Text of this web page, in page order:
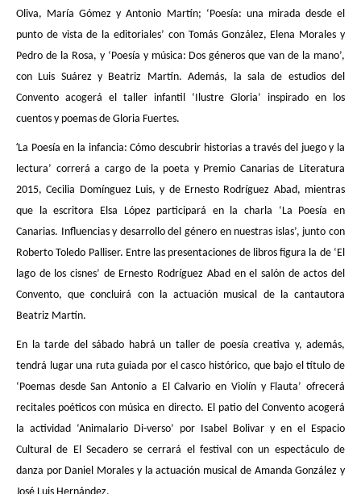
Oliva, María Gómez y Antonio Martín; ‘Poesía: una mirada desde el
punto de vista de la editoriales’ con Tomás González, Elena Morales y
Pedro de la Rosa, y ‘Poesía y música: Dos géneros que van de la mano’,
con Luis Suárez y Beatriz Martín. Además, la sala de estudios del
Convento acogerá el taller infantil ‘Ilustre Gloria’ inspirado en los
cuentos y poemas de Gloria Fuertes.
‘La Poesía en la infancia: Cómo descubrir historias a través del juego y la
lectura’ correrá a cargo de la poeta y Premio Canarias de Literatura
2015, Cecilia Domínguez Luis, y de Ernesto Rodríguez Abad, mientras
que la escritora Elsa López participará en la charla ‘La Poesía en
Canarias. Influencias y desarrollo del género en nuestras islas’, junto con
Roberto Toledo Palliser. Entre las presentaciones de libros figura la de ‘El
lago de los cisnes’ de Ernesto Rodríguez Abad en el salón de actos del
Convento, que concluirá con la actuación musical de la cantautora
Beatriz Martín.
En la tarde del sábado habrá un taller de poesía creativa y, además,
tendrá lugar una ruta guiada por el casco histórico, que bajo el título de
‘Poemas desde San Antonio a El Calvario en Violín y Flauta’ ofrecerá
recitales poéticos con música en directo. El patio del Convento acogerá
la actividad ‘Animalario Di-verso’ por Isabel Bolivar y en el Espacio
Cultural de El Secadero se cerrará el festival con un espectáculo de
danza por Daniel Morales y la actuación musical de Amanda González y